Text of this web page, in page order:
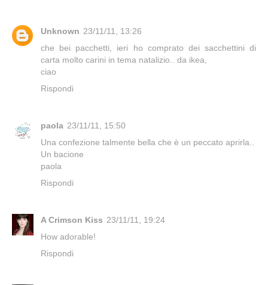
Unknown 23/11/11, 13:26
che bei pacchetti, ieri ho comprato dei sacchettini di
carta molto carini in tema natalizio.. da ikea,
ciao
Rispondi
paola 23/11/11, 15:50
Una confezione talmente bella che è un peccato aprirla..
Un bacione
paola
Rispondi
A Crimson Kiss 23/11/11, 19:24
How adorable!
Rispondi